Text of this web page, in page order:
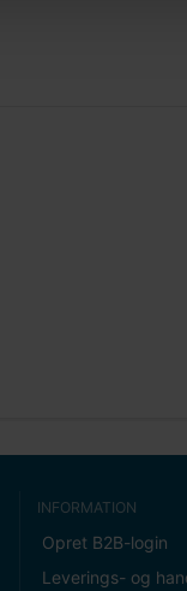
INFORMATION
Opret B2B-login
Leverings- og